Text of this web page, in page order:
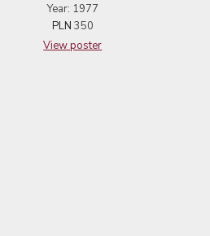
Year: 1977
PLN 350
View poster